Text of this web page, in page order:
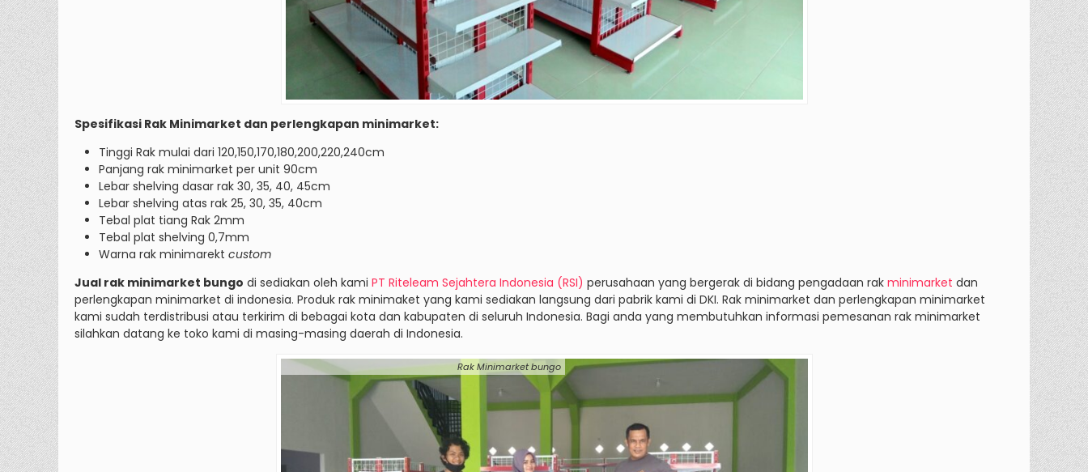
Spesifikasi Rak Minimarket dan perlengkapan minimarket:
Tinggi Rak mulai dari 120,150,170,180,200,220,240cm
Panjang rak minimarket per unit 90cm
Lebar shelving dasar rak 30, 35, 40, 45cm
Lebar shelving atas rak 25, 30, 35, 40cm
Tebal plat tiang Rak 2mm
Tebal plat shelving 0,7mm
Warna rak minimarekt custom
Jual rak minimarket bungo di sediakan oleh kami PT Riteleam Sejahtera Indonesia (RSI) perusahaan yang bergerak di bidang pengadaan rak minimarket dan
perlengkapan minimarket di indonesia. Produk rak minimaket yang kami sediakan langsung dari pabrik kami di DKI. Rak minimarket dan perlengkapan minimarket
kami sudah terdistribusi atau terkirim di bebagai kota dan kabupaten di seluruh Indonesia. Bagi anda yang membutuhkan informasi pemesanan rak minimarket
silahkan datang ke toko kami di masing-masing daerah di Indonesia.
Rak Minimarket bungo